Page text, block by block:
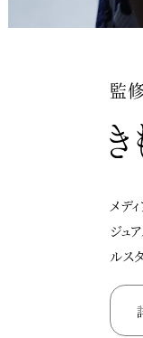
監
メデ
ジュ
ルス